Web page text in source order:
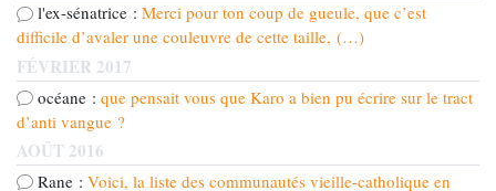
l'ex-sénatrice : Merci pour ton coup de gueule, que c’est
difficile d’avaler une couleuvre de cette taille, (…)
FÉVRIER 2017
océane : que pensait vous que Karo a bien pu écrire sur le tract
d’anti vangue ?
AOÛT 2016
Rane : Voici, la liste des communautés vieille-catholique en